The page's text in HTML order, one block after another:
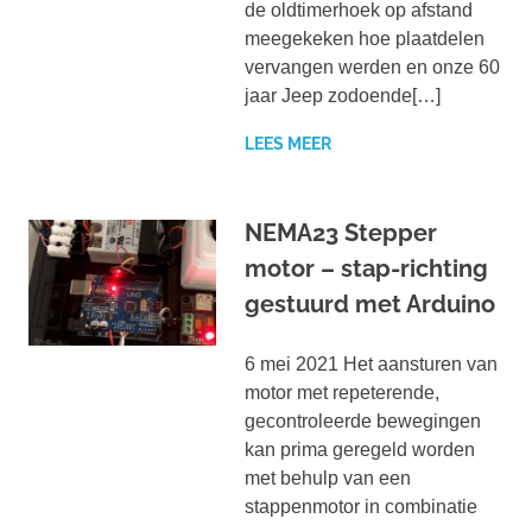
de oldtimerhoek op afstand
meegekeken hoe plaatdelen
vervangen werden en onze 60
jaar Jeep zodoende[…]
LEES MEER
NEMA23 Stepper
motor – stap-richting
gestuurd met Arduino
6 mei 2021 Het aansturen van
motor met repeterende,
gecontroleerde bewegingen
kan prima geregeld worden
met behulp van een
stappenmotor in combinatie